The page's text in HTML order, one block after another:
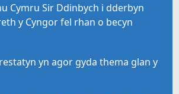
Cymru Sir Ddinbych i dderbyn
y Cyngor fel rhan o becyn
yn agor gyda thema glan y